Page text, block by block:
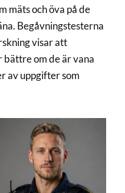
mäts och öva på de
Begåvningstesterna
visar att
om de är vana
av uppgifter som